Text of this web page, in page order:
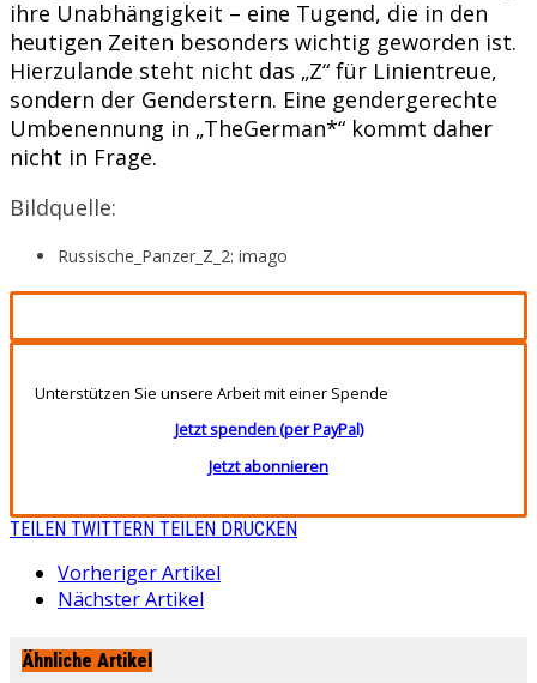
ihre Unabhängigkeit – eine Tugend, die in den
heutigen Zeiten besonders wichtig geworden ist.
Hierzulande steht nicht das „Z“ für Linientreue,
sondern der Genderstern. Eine gendergerechte
Umbenennung in „TheGerman*“ kommt daher
nicht in Frage.
Bildquelle:
Russische_Panzer_Z_2: imago
Unterstützen Sie unsere Arbeit mit einer Spende
Jetzt spenden (per PayPal)
Jetzt abonnieren
TEILEN TWITTERN TEILEN DRUCKEN
Vorheriger Artikel
Nächster Artikel
Ähnliche Artikel